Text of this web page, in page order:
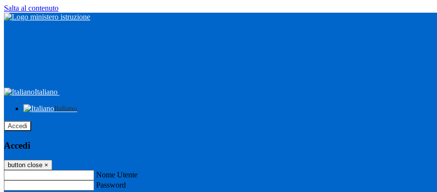
Salta al contenuto
Italiano
Italiano
Accedi
Accedi
button close ×
Nome Utente
Password